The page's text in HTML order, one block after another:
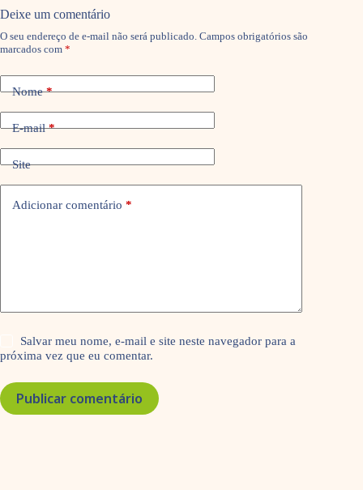
Deixe um comentário
O seu endereço de e-mail não será publicado. Campos obrigatórios são
marcados com *
Nome*
E-mail*
Site
Adicionar comentário *
Salvar meu nome, e-mail e site neste navegador para a
próxima vez que eu comentar.
Publicar comentário